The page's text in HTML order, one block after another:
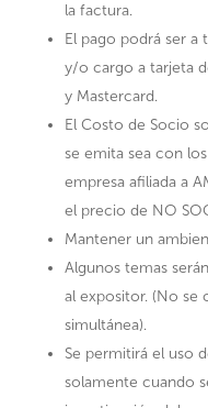
la factura.
El pago podrá ser a
y/o cargo a tarjeta
y Mastercard.
El Costo de Socio
se emita sea con
empresa afiliada a
el precio de NO
Mantener un
Algunos temas
al expositor. (No se
simultánea).
Se permitirá el uso
solamente cuando